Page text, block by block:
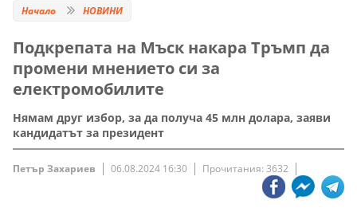
Начало НОВИНИ
Подкрепата на Мъск накара Тръмп да
промени мнението си за
електромобилите
Нямам друг избор, за да получа 45 млн долара, заяви
кандидатът за президент
Петър Захариев 06.08.2024 16:30 Прочитания: 3632